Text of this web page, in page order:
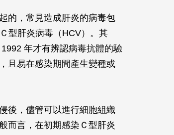
的，常見造成肝炎的病毒包
型肝炎病毒（HCV）。其
年才有辨認病毒抗體的驗
且易在感染期間產生變種或
後，儘管可以進行細胞組織
而言，在初期感染Ｃ型肝炎